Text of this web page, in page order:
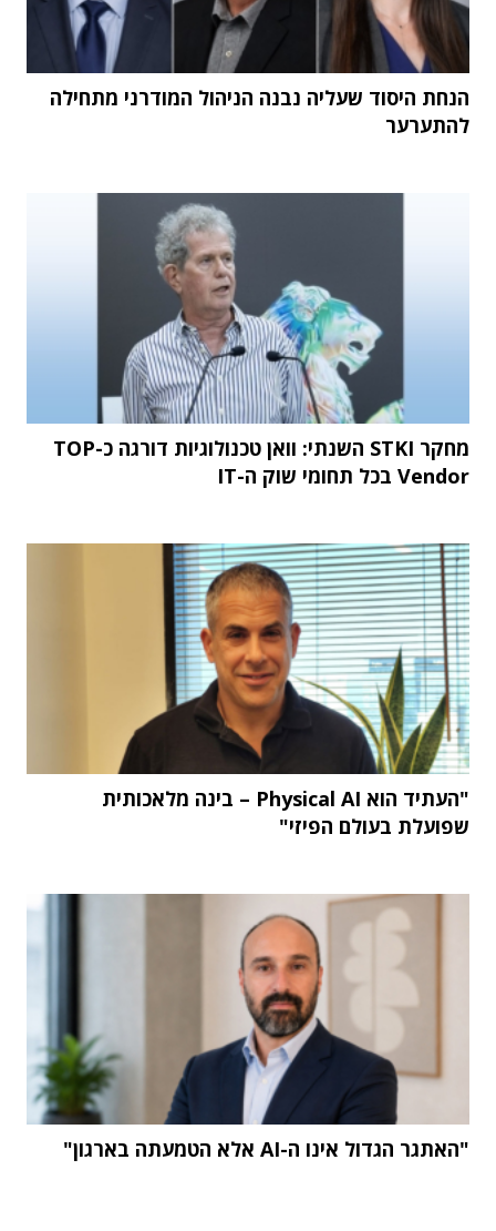
הנחת היסוד שעליה נבנה הניהול המודרני מתחילה
להתערער
מחקר STKI השנתי: וואן טכנולוגיות דורגה כ-TOP
Vendor בכל תחומי שוק ה-IT
"העתיד הוא Physical AI – בינה מלאכותית
שפועלת בעולם הפיזי"
"האתגר הגדול אינו ה-AI אלא הטמעתה בארגון"